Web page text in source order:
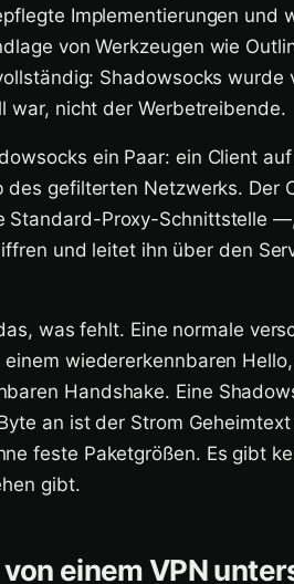
Implementierungen
von Werkzeugen wie
Shadowsocks wurde
war, nicht der Werbetreibende.
ein Paar: ein Client
des gefilterten Netzwerks. Der
Standard-Proxy-Schnittstelle
und leitet ihn über den
was fehlt. Eine normale
wiedererkennbaren
Handshake. Eine
an ist der Strom
feste Paketgrößen. Es gibt
gibt.
einem VPN